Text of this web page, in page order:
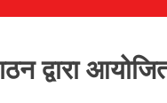
द्वारा